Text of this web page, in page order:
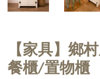
【家具】鄉
餐櫃/置物櫃